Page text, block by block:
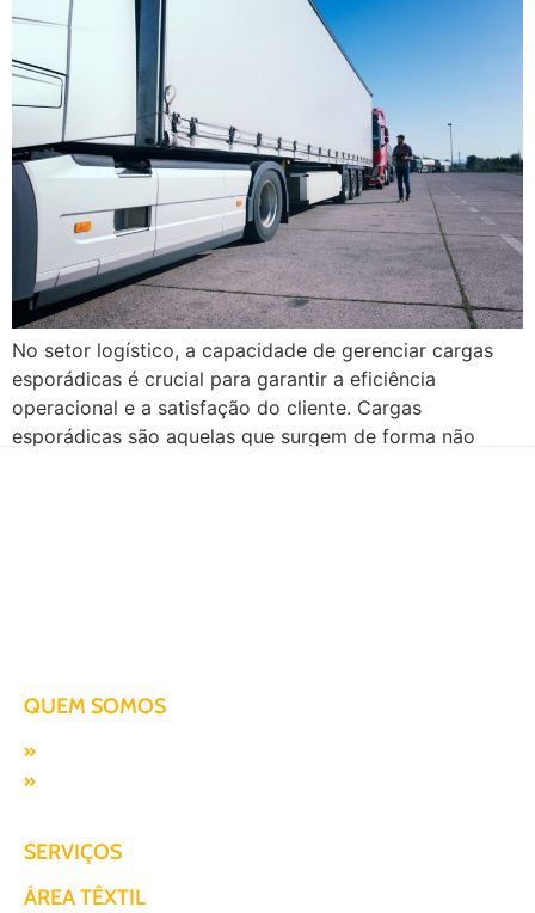
No setor logístico, a capacidade de gerenciar cargas
esporádicas é crucial para garantir a eficiência
operacional e a satisfação do cliente. Cargas
esporádicas são aquelas que surgem de forma não
QUEM SOMOS
SERVIÇOS
ÁREA TÊXTIL